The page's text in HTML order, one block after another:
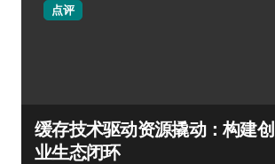
点评
缓存技术驱动资源撬动：构建创
业生态闭环